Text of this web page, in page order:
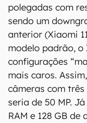
polegadas com
sendo um
anterior (Xiaomi
modelo padrão, o
configurações
mais caros.
câmeras com
seria de 50 MP.
RAM e 128 GB
Aviso legal: O
por quaisquer
os resultados
informações.
"como estão",
precisão,
aos resultados
informações.